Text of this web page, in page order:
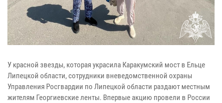
У красной звезды, которая украсила Каракумский мост в Ельце
Липецкой области, сотрудники вневедомственной охраны
Управления Росгвардии по Липецкой области раздают местным
жителям Георгиевские ленты. Впервые акцию провели в России